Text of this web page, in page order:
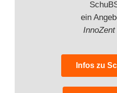
ein
Infos zu